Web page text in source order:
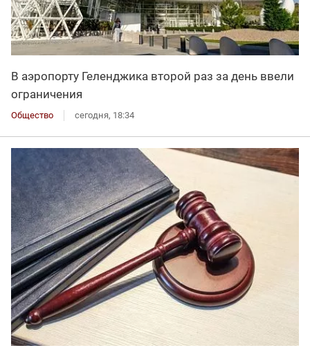
В аэропорту Геленджика второй раз за день ввели
ограничения
Общество сегодня, 18:34